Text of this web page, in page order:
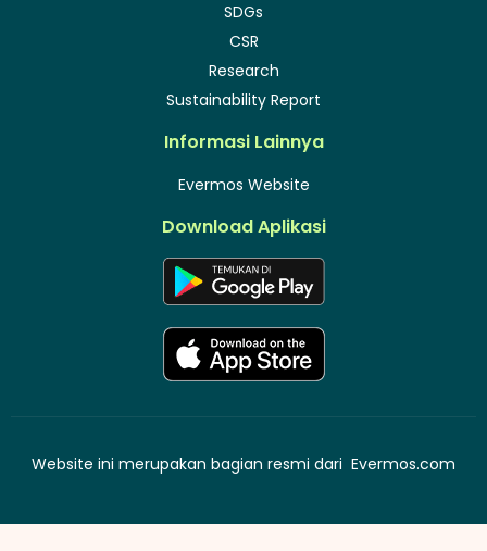
SDGs
CSR
Research
Sustainability Report
Informasi Lainnya
Evermos Website
Download Aplikasi
Website ini merupakan bagian resmi dari Evermos.com